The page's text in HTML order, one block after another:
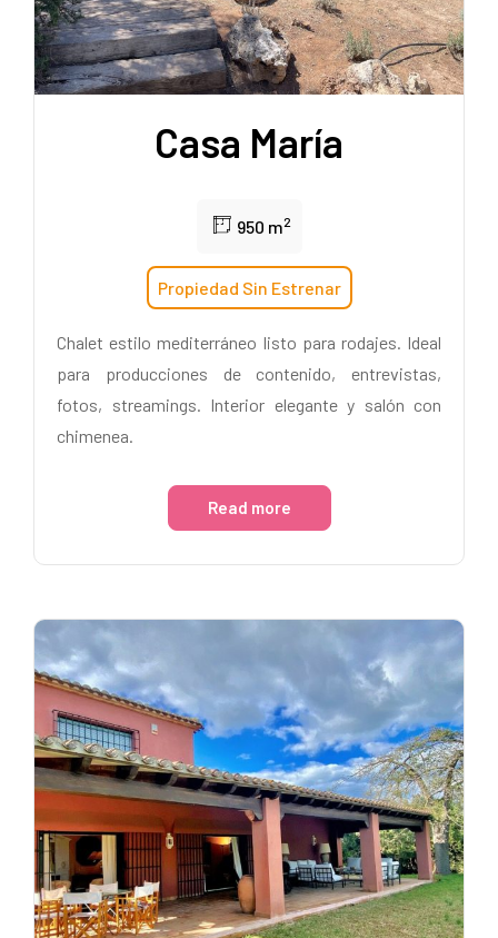
Casa María
950 m2
Propiedad Sin Estrenar
Chalet estilo mediterráneo listo para rodajes. Ideal
para producciones de contenido, entrevistas,
fotos, streamings. Interior elegante y salón con
chimenea.
Read more